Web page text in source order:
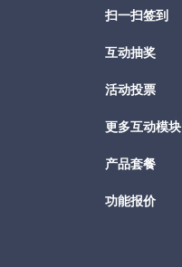
扫一扫签到
互动抽奖
活动投票
更多互动模块
产品套餐
功能报价